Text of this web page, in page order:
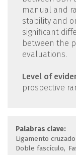
manual and
stability and
significant
between the
evaluations.
Level of
prospective
Palabras clave:
Ligamento
Doble fascículo